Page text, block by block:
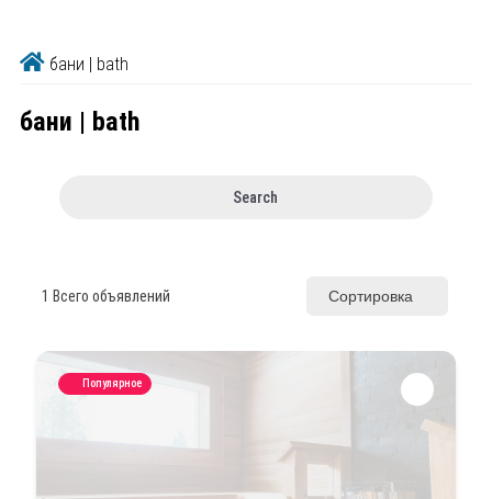
бани | bath
бани | bath
Search
1 Всего объявлений Сортировка
Популярное